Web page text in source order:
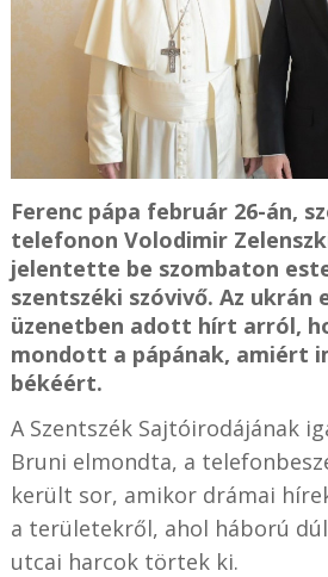
Ferenc pápa február 26-án,
telefonon Volodimir
jelentette be szombaton
szentszéki szóvivő. Az
üzenetben adott hírt arról,
mondott a pápának, amiért
békéért.
A Szentszék Sajtóirodájának
Bruni elmondta, a
került sor, amikor drámai
a területekről, ahol háború
utcai harcok törtek ki.